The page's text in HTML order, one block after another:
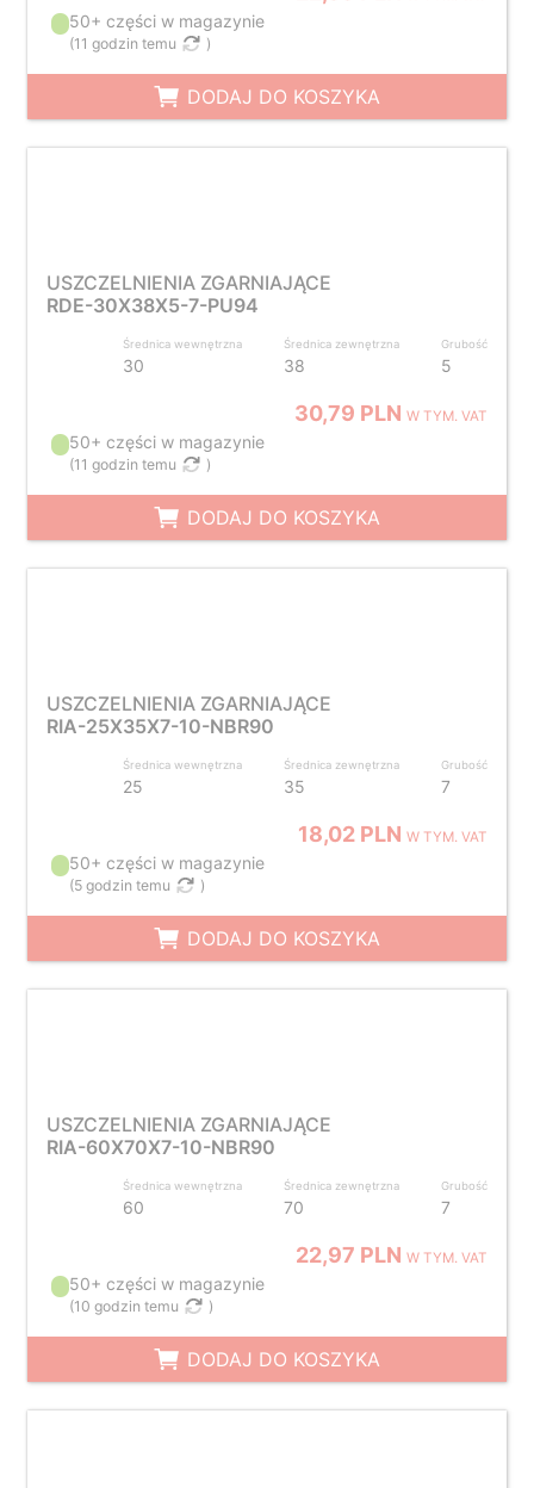
50+ części w magazynie
(11 godzin temu )
DODAJ DO KOSZYKA
USZCZELNIENIA ZGARNIAJĄCE
RDE-30X38X5-7-PU94
Średnica wewnętrzna
30
Średnica zewnętrzna
38
Grubość
5
30,79 PLNW TYM. VAT
50+ części w magazynie
(11 godzin temu )
DODAJ DO KOSZYKA
USZCZELNIENIA ZGARNIAJĄCE
RIA-25X35X7-10-NBR90
Średnica wewnętrzna
25
Średnica zewnętrzna
35
Grubość
7
18,02 PLNW TYM. VAT
50+ części w magazynie
(5 godzin temu )
DODAJ DO KOSZYKA
USZCZELNIENIA ZGARNIAJĄCE
RIA-60X70X7-10-NBR90
Średnica wewnętrzna
60
Średnica zewnętrzna
70
Grubość
7
22,97 PLNW TYM. VAT
50+ części w magazynie
(10 godzin temu )
DODAJ DO KOSZYKA